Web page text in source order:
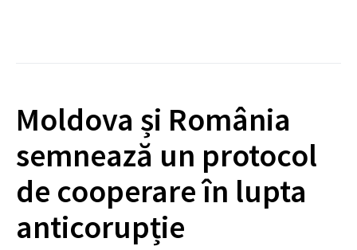
Moldova și România
semnează un protocol
de cooperare în lupta
anticorupție